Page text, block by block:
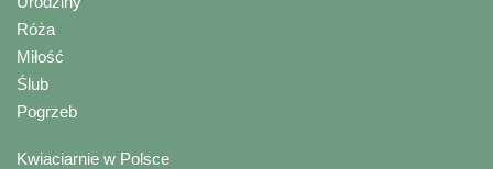
Róża
Miłość
Ślub
Pogrzeb
Kwiaciarnie w Polsce